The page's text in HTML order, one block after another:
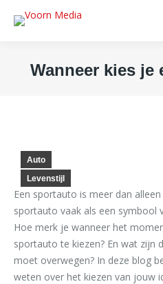
Wanneer kies je
Auto
Levenstijl
Een sportauto is meer dan
sportauto vaak als een symbool
Hoe merk je wanneer het
sportauto te kiezen? En wat zijn
moet overwegen? In deze blog
weten over het kiezen van jouw